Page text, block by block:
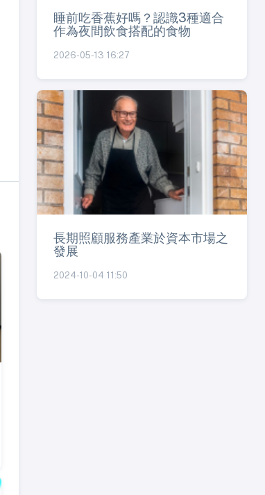
睡前吃香蕉好嗎？認識3種適合
作為夜間飲食搭配的食物
2026-05-13 16:27
長期照顧服務產業於資本市場之
發展
2024-10-04 11:50